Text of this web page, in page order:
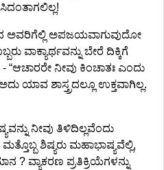
ಅವರಿಗೆಲ್ಲಿ ಅಪಜಯವಾಗುವುದೋ
ವಾಕ್ಯಾರ್ಥವನ್ನು ಬೇರೆ ದಿಕ್ಕಿಗೆ
“ಆಚಾರರೇ ನೀವು ಕಿಂಚಾತಃ ಎಂದು
ಯಾವ ಶಾಸ್ತ್ರದಲ್ಲೂ ಉಕ್ತವಾಗಿಲ್ಲ.
ನೀವು ತಿಳಿದಿಲ್ಲವೆಂದು
ಶಿಷ್ಯರು ಮಹಾಭಾಷ್ಯವೆಲ್ಲಿ,
? ವ್ಯಾಕರಣ ಪ್ರತಿಕ್ರಿಯೆಗಳನ್ನು